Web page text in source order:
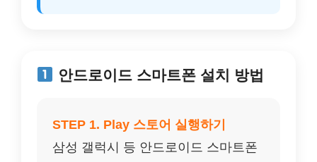
안드로이드 스마트폰 설치 방법
STEP 1. Play 스토어 실행하기
삼성 갤럭시 등 안드로이드 스마트폰